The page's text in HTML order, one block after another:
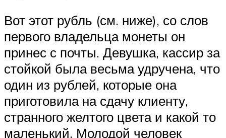
Вот этот рубль (см. ниже), со слов
первого владельца монеты он
принес с почты. Девушка, кассир за
стойкой была весьма удручена, что
один из рублей, которые она
приготовила на сдачу клиенту,
странного желтого цвета и какой то
маленький. Молодой человек